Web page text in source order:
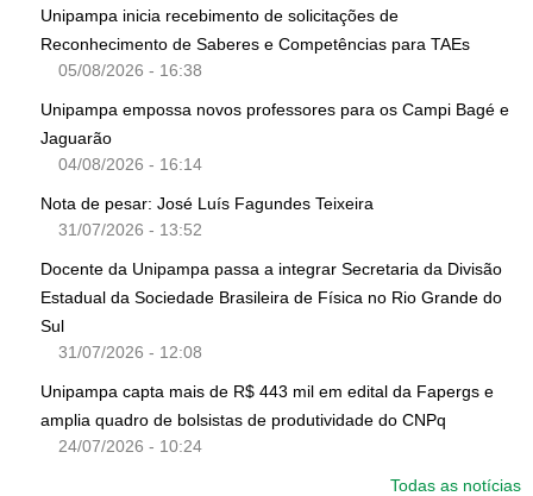
Unipampa inicia recebimento de solicitações de
Reconhecimento de Saberes e Competências para TAEs
05/08/2026 - 16:38
Unipampa empossa novos professores para os Campi Bagé e
Jaguarão
04/08/2026 - 16:14
Nota de pesar: José Luís Fagundes Teixeira
31/07/2026 - 13:52
Docente da Unipampa passa a integrar Secretaria da Divisão
Estadual da Sociedade Brasileira de Física no Rio Grande do
Sul
31/07/2026 - 12:08
Unipampa capta mais de R$ 443 mil em edital da Fapergs e
amplia quadro de bolsistas de produtividade do CNPq
24/07/2026 - 10:24
Todas as notícias